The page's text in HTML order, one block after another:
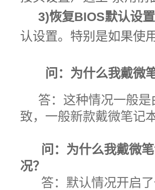
3)恢复BIOS默认设置
认设置。特别是如果使
问：为什么我戴微
答： 这种情况一般
致，一般新款戴微笔记
问：为什么我戴微
况？
答：默认情况开启